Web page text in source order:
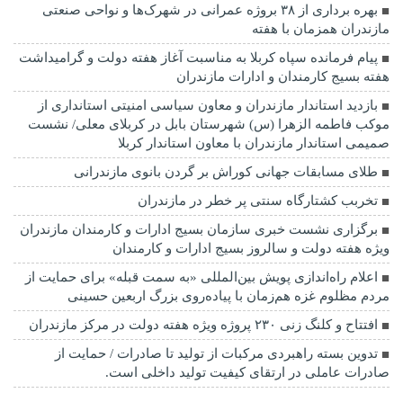
بهره برداری از ۳۸ بروژه عمرانی در شهرک‌ها و نواحی صنعتی
مازندران همزمان با هفته
پیام فرمانده سپاه کربلا به مناسبت آغاز هفته دولت و گرامیداشت
هفته بسیج کارمندان و ادارات مازندران
بازدید استاندار مازندران و معاون سیاسی امنیتی استانداری از
موکب فاطمه الزهرا (س) شهرستان بابل در کربلای معلی/ نشست
صمیمی استاندار مازندران با معاون استاندار کربلا
طلای مسابقات جهانی کوراش بر گردن بانوی مازندرانی
تخربب کشتارگاه سنتی پر خطر در مازندران
برگزاری نشست خبری سازمان بسیج ادارات و کارمندان مازندران
ویژه هفته دولت و سالروز بسیج ادارات و کارمندان
اعلام راه‌اندازی پویش بین‌المللی «به سمت قبله» برای حمایت از
مردم مظلوم غزه هم‌زمان با پیاده‌روی بزرگ اربعین حسینی
افتتاح و کلنگ زنی ۲۳۰ پروژه ویژه هفته دولت در مرکز مازندران
تدوین بسته راهبردی مرکبات از تولید تا صادرات / حمایت از
صادرات عاملی در ارتقای کیفیت تولید داخلی است.